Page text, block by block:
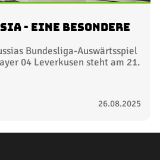
- Eine besondere
Bundesliga-Auswärtsspiel
04 Leverkusen steht am 21.
26.08.2025